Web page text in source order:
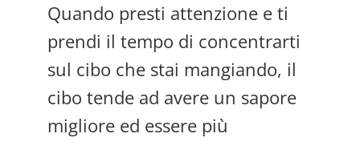
Quando presti attenzione e ti
prendi il tempo di concentrarti
sul cibo che stai mangiando, il
cibo tende ad avere un sapore
migliore ed essere più